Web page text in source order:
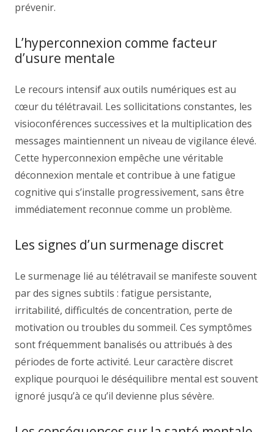
prévenir.
L’hyperconnexion comme facteur
d’usure mentale
Le recours intensif aux outils numériques est au
cœur du télétravail. Les sollicitations constantes, les
visioconférences successives et la multiplication des
messages maintiennent un niveau de vigilance élevé.
Cette hyperconnexion empêche une véritable
déconnexion mentale et contribue à une fatigue
cognitive qui s’installe progressivement, sans être
immédiatement reconnue comme un problème.
Les signes d’un surmenage discret
Le surmenage lié au télétravail se manifeste souvent
par des signes subtils : fatigue persistante,
irritabilité, difficultés de concentration, perte de
motivation ou troubles du sommeil. Ces symptômes
sont fréquemment banalisés ou attribués à des
périodes de forte activité. Leur caractère discret
explique pourquoi le déséquilibre mental est souvent
ignoré jusqu’à ce qu’il devienne plus sévère.